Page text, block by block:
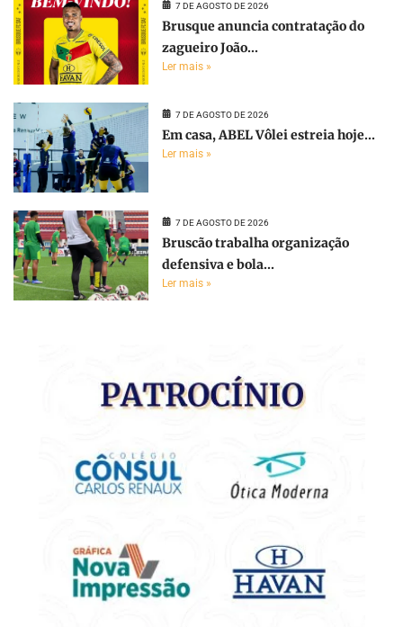
7 DE AGOSTO DE 2026
Brusque anuncia contratação do
zagueiro João...
Ler mais »
7 DE AGOSTO DE 2026
Em casa, ABEL Vôlei estreia hoje...
Ler mais »
7 DE AGOSTO DE 2026
Bruscão trabalha organização
defensiva e bola...
Ler mais »